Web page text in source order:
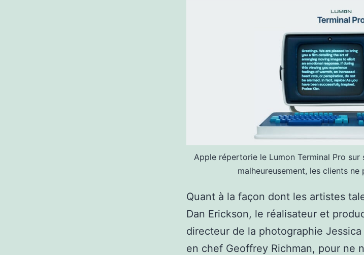
Apple répertorie le Lumon Terminal Pro
malheureusement, les clients ne
Quant à la façon dont les artistes
Dan Erickson, le réalisateur et
directeur de la photographie
en chef Geoffrey Richman, pour ne